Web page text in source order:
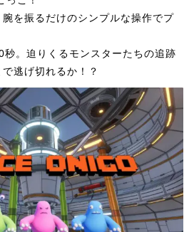
を振るだけのシンプルな操作でプ
。迫りくるモンスターたちの追跡
逃げ切れるか！？